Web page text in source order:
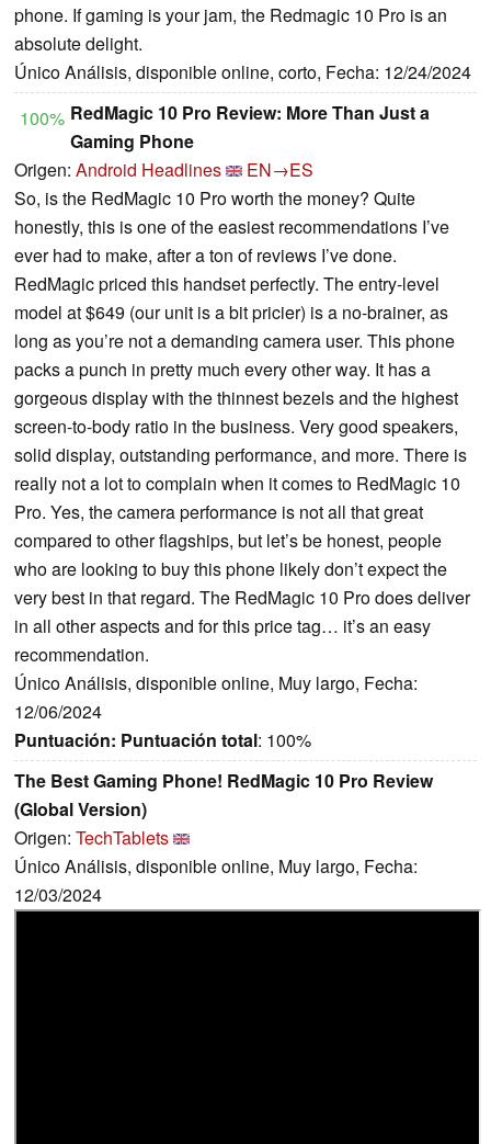
phone. If gaming is your jam, the Redmagic 10 Pro is an
absolute delight.
Único Análisis, disponible online, corto, Fecha: 12/24/2024
100% RedMagic 10 Pro Review: More Than Just a
Gaming Phone
Origen: Android Headlines
EN→ES
So, is the RedMagic 10 Pro worth the money? Quite
honestly, this is one of the easiest recommendations I’ve
ever had to make, after a ton of reviews I’ve done.
RedMagic priced this handset perfectly. The entry-level
model at $649 (our unit is a bit pricier) is a no-brainer, as
long as you’re not a demanding camera user. This phone
packs a punch in pretty much every other way. It has a
gorgeous display with the thinnest bezels and the highest
screen-to-body ratio in the business. Very good speakers,
solid display, outstanding performance, and more. There is
really not a lot to complain when it comes to RedMagic 10
Pro. Yes, the camera performance is not all that great
compared to other flagships, but let’s be honest, people
who are looking to buy this phone likely don’t expect the
very best in that regard. The RedMagic 10 Pro does deliver
in all other aspects and for this price tag… it’s an easy
recommendation.
Único Análisis, disponible online, Muy largo, Fecha:
12/06/2024
Puntuación: Puntuación total: 100%
The Best Gaming Phone! RedMagic 10 Pro Review
(Global Version)
Origen: TechTablets
Único Análisis, disponible online, Muy largo, Fecha:
12/03/2024